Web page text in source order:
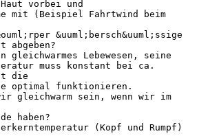
vorbei und
mit (Beispiel Fahrtwind beim
&uuml;bersch&uuml;ssige
abgeben?
gleichwarmes Lebewesen, seine
muss konstant bei ca.
die
optimal funktionieren.
gleichwarm sein, wenn wir im
haben?
(Kopf und Rumpf)